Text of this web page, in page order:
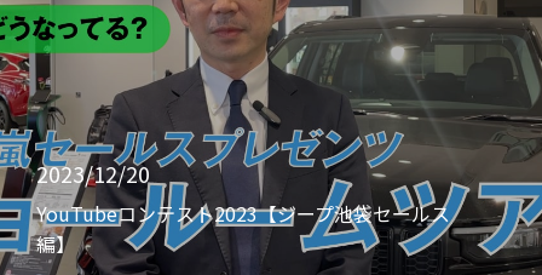
2023/12/20
YouTubeコンテスト2023【ジープ池袋セールス
編】